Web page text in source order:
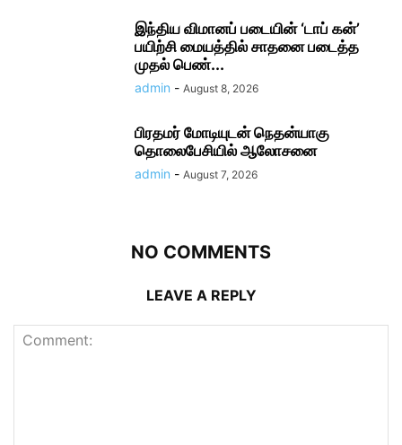
இந்திய விமானப் படையின் ‘டாப் கன்’
பயிற்சி மையத்தில் சாதனை படைத்த
முதல் பெண்...
admin - August 8, 2026
பிரதமர் மோடி​யுடன் நெதன்யாகு
தொலைபேசியில் ஆலோ​சனை
admin - August 7, 2026
NO COMMENTS
LEAVE A REPLY